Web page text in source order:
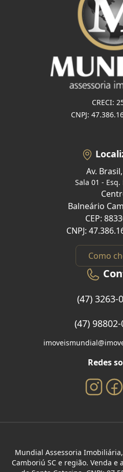
CRECI:
CNPJ:
Av.
Sala 01 - Esq.
Balneário
CEP:
CNPJ:
Como
(47) 3263-
(47)
Redes
Mundial Assessoria
Camboriú SC e região. Venda